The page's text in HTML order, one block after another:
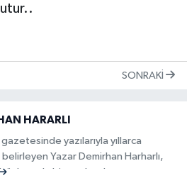
SONRAKI
HARARLI
yazılarıyla yıllarca
Yazar Demirhan Harharlı,
ayda bir yazılarıyla